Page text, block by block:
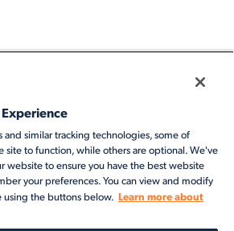
and similar tracking technologies, some of
site to function, while others are optional. We've
website to ensure you have the best website
your preferences. You can view and modify
using the buttons below. Learn more about